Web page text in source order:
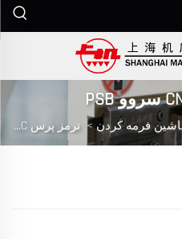
فرمه کردن> ترمز پرس CNC سروو PSB